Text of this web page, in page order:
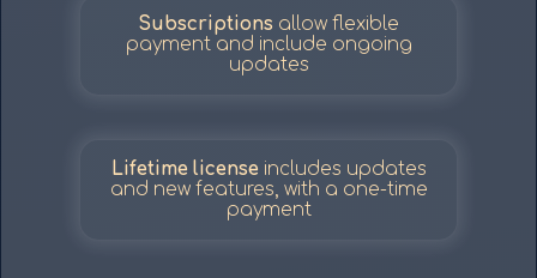
Subscriptions allow flexible
payment and include ongoing
updates
Lifetime license includes updates
and new features, with a one-time
payment